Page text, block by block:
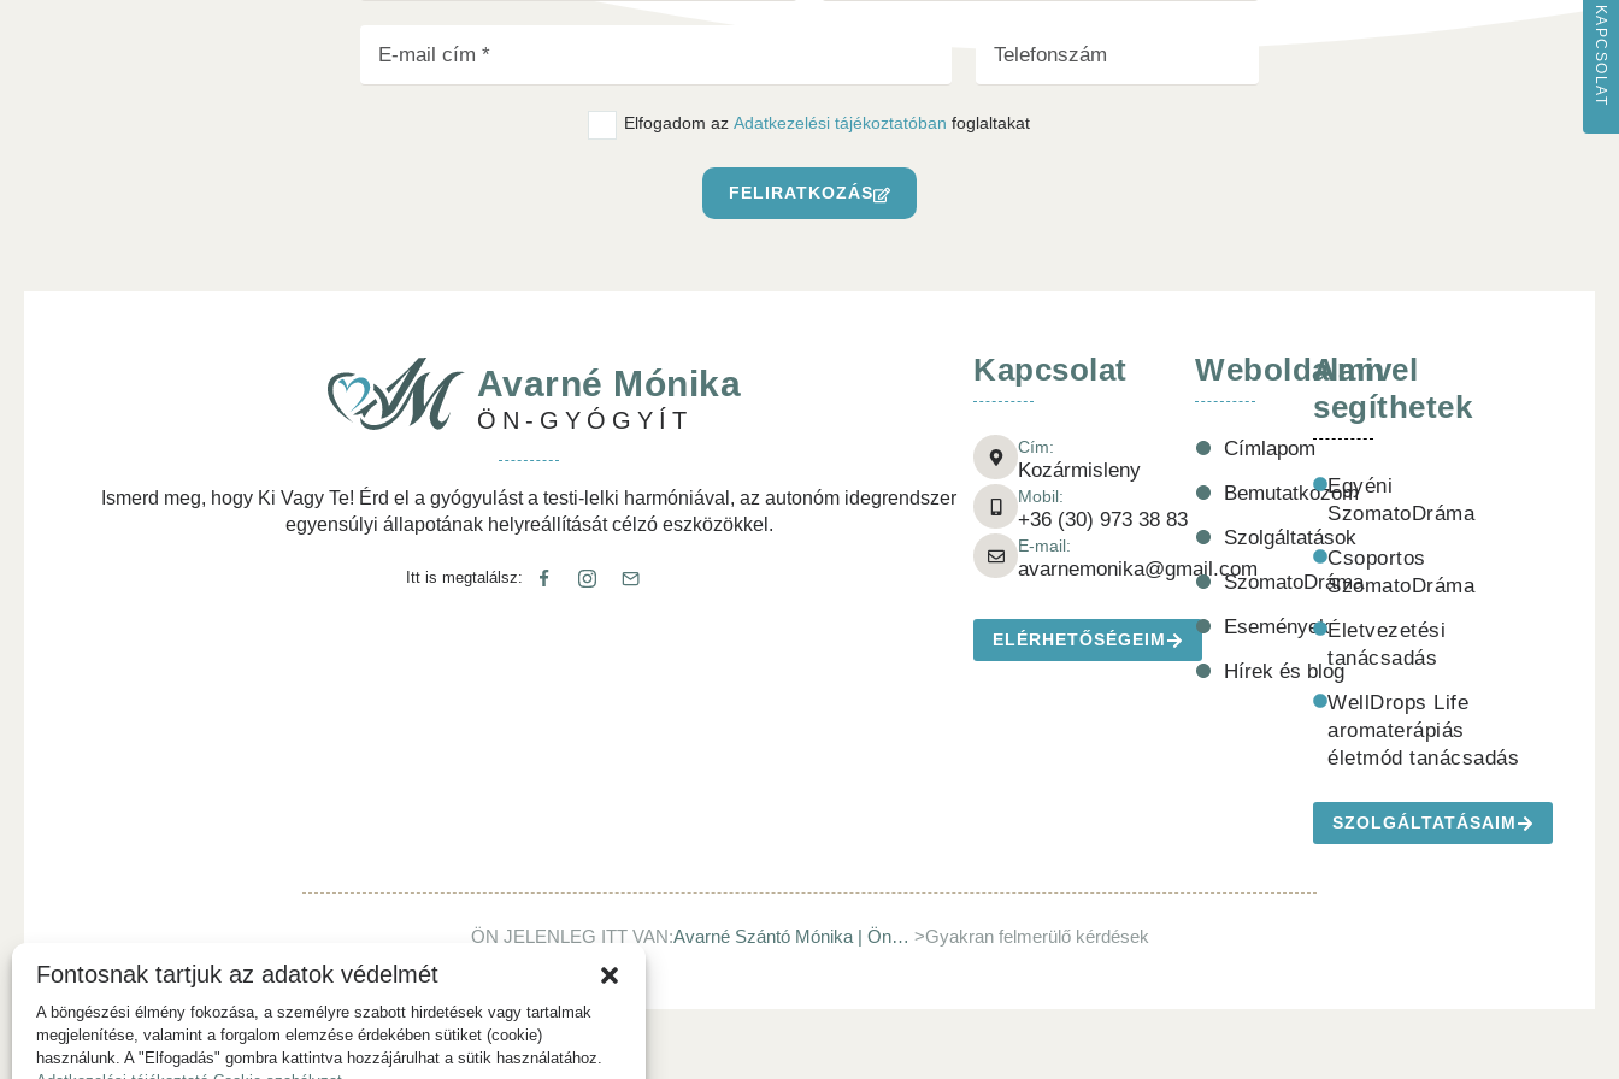
Fontosnak tartjuk az adatok védelmét
A böngészési élmény fokozása, a személyre szabott hirdetések vagy tartalmak
megjelenítése, valamint a forgalom elemzése érdekében sütiket (cookie)
használunk. A "Elfogadás" gombra kattintva hozzájárulhat a sütik használatához.
KAPCSOLAT
Elfogadom azAdatkezelési tájékoztatóban foglaltakat
FELIRATKOZÁS
Avarné Mónika
ÖN-GYÓGYÍT
Ismerd meg, hogy Ki Vagy Te! Érd el a gyógyulást a testi-lelki harmóniával, az autonóm idegrendszer
egyensúlyi állapotának helyreállítását célzó eszközökkel.
Itt is megtalálsz:
Kapcsolat
Cím:
Kozármisleny
Mobil:
+36 (30) 973 38 83
E-mail:
avarnemonika@gmail.com
ELÉRHETŐSÉGEIM
Weboldalam
Címlapom
Bemutatkozom
Szolgáltatások
SzomatoDráma
Események
Hírek és blog
Amivel
segíthetek
Egyéni
SzomatoDráma
Csoportos
SzomatoDráma
Életvezetési
tanácsadás
WellDrops Life
aromaterápiás
életmód tanácsadás
SZOLGÁLTATÁSAIM
ÖN JELENLEG ITT VAN: Avarné Szántó Mónika | Ön-Gyógyít >Gyakran felmerülő kérdések